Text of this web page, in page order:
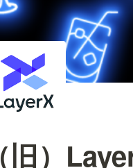
（旧）